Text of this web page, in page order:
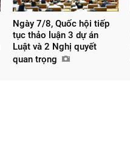
Ngày 7/8, Quốc hội tiếp
tục thảo luận 3 dự án
Luật và 2 Nghị quyết
quan trọng